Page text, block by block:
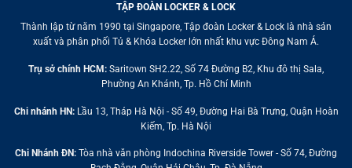
TẬP ĐOÀN LOCKER & LOCK
Thành lập từ năm 1990 tại Singapore, Tập đoàn Locker & Lock là nhà sản
xuất và phân phối Tủ & Khóa Locker lớn nhất khu vực Đông Nam Á.
Trụ sở chính HCM: Saritown SH2.22, Số 74 Đường B2, Khu đô thị Sala,
Phường An Khánh, Tp. Hồ Chí Minh
Chi nhánh HN:Lầu 13, Tháp Hà Nội - Số 49, Đường Hai Bà Trưng, Quận Hoàn
Kiếm, Tp. Hà Nội
Chi Nhánh ĐN: Tòa nhà văn phòng Indochina Riverside Tower - Số 74, Đường